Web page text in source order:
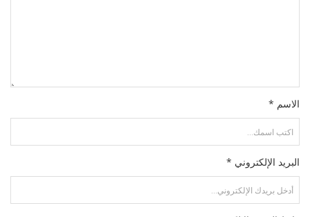
الاسم *
البريد الإلكتروني *